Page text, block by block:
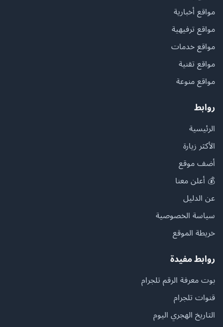
مواقع أخبارية
مواقع ترفيهية
مواقع خدمات
مواقع تقنية
مواقع منوعة
روابط
الرئيسية
الأكثر زيارة
أضف موقع
💰 أعلن معنا
عن الدليل
سياسة الخصوصية
خريطة الموقع
روابط مفيدة
بوت معرفة الرقم تلجرام
قنوات تلجرام
التاريخ الهجري اليوم